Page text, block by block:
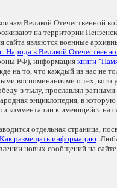
Великой Отечественной
на территории
сайта являются военные
Народа в Великой
РФ), информация книги
на то, что каждый из нас не
воспоминаниями о тех, кого
в тылу, прославлял
энциклопедия, в
комментарии к имеющейся
отдельная страница,
Как размещать информацию.
новых сообщений на